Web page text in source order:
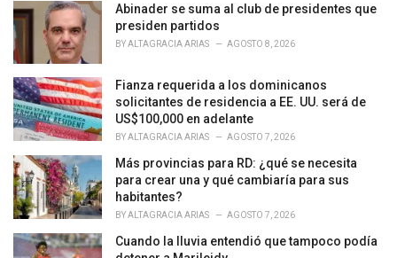
o
r
i
e
:
Abinader se suma al club de presidentes que
presiden partidos
BYALTAGRACIA ARIAS AGOSTO 8, 2026
Fianza requerida a los dominicanos
solicitantes de residencia a EE. UU. será de
US$100,000 en adelante
BYALTAGRACIA ARIAS AGOSTO 7, 2026
Más provincias para RD: ¿qué se necesita
para crear una y qué cambiaría para sus
habitantes?
BYALTAGRACIA ARIAS AGOSTO 7, 2026
Cuando la lluvia entendió que tampoco podía